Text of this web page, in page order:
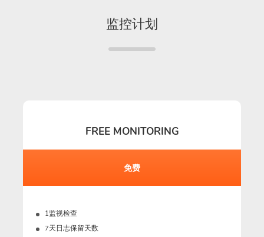
监控计划
FREE MONITORING
免费
1监视检查
7天日志保留天数